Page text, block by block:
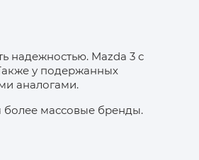
надежностью. Mazda 3 с
у подержанных
аналогами.
более массовые бренды.